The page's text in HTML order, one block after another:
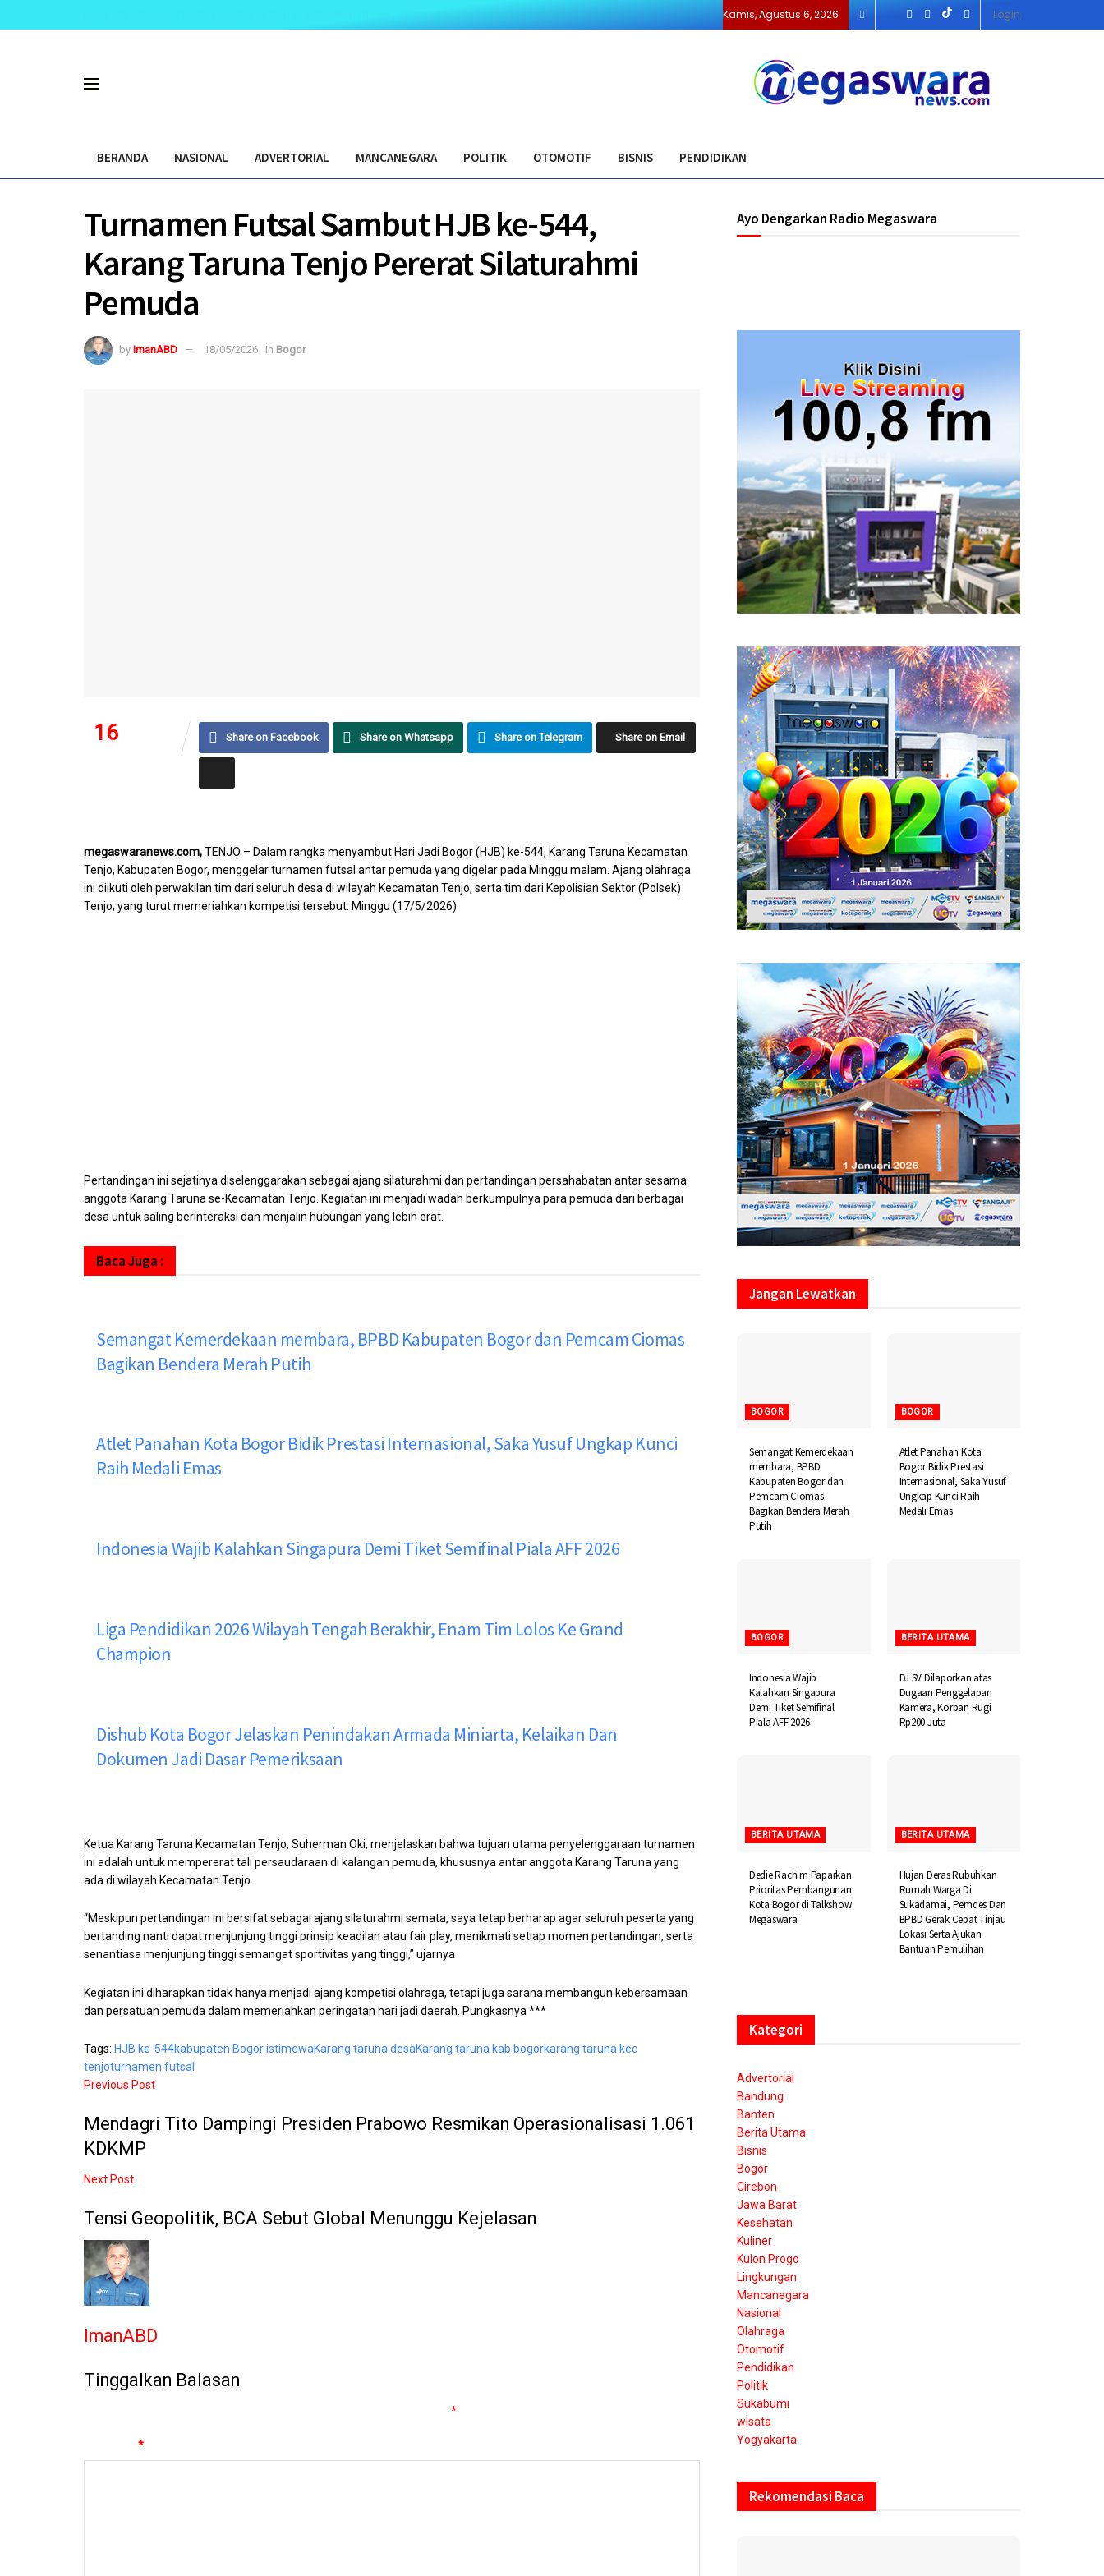
Kamis, Agustus 6, 2026 Login
BERANDA NASIONAL ADVERTORIAL MANCANEGARA POLITIK OTOMOTIF BISNIS PENDIDIKAN
Turnamen Futsal Sambut HJB ke-544,
Karang Taruna Tenjo Pererat Silaturahmi
Pemuda
by ImanABD 18/05/2026 in Bogor
16 Share on Facebook Share on Whatsapp Share on Telegram Share on Email
megaswaranews.com,TENJO – Dalam rangka menyambut Hari Jadi Bogor (HJB) ke-544, Karang Taruna Kecamatan
Tenjo, Kabupaten Bogor, menggelar turnamen futsal antar pemuda yang digelar pada Minggu malam. Ajang olahraga
ini diikuti oleh perwakilan tim dari seluruh desa di wilayah Kecamatan Tenjo, serta tim dari Kepolisian Sektor (Polsek)
Tenjo, yang turut memeriahkan kompetisi tersebut. Minggu (17/5/2026)
Pertandingan ini sejatinya diselenggarakan sebagai ajang silaturahmi dan pertandingan persahabatan antar sesama
anggota Karang Taruna se-Kecamatan Tenjo. Kegiatan ini menjadi wadah berkumpulnya para pemuda dari berbagai
desa untuk saling berinteraksi dan menjalin hubungan yang lebih erat.
Baca Juga :
Semangat Kemerdekaan membara, BPBD Kabupaten Bogor dan Pemcam Ciomas
Bagikan Bendera Merah Putih
Atlet Panahan Kota Bogor Bidik Prestasi Internasional, Saka Yusuf Ungkap Kunci
Raih Medali Emas
Indonesia Wajib Kalahkan Singapura Demi Tiket Semifinal Piala AFF 2026
Liga Pendidikan 2026 Wilayah Tengah Berakhir, Enam Tim Lolos Ke Grand
Champion
Dishub Kota Bogor Jelaskan Penindakan Armada Miniarta, Kelaikan Dan
Dokumen Jadi Dasar Pemeriksaan
Ketua Karang Taruna Kecamatan Tenjo, Suherman Oki, menjelaskan bahwa tujuan utama penyelenggaraan turnamen
ini adalah untuk mempererat tali persaudaraan di kalangan pemuda, khususnya antar anggota Karang Taruna yang
ada di wilayah Kecamatan Tenjo.
“Meskipun pertandingan ini bersifat sebagai ajang silaturahmi semata, saya tetap berharap agar seluruh peserta yang
bertanding nanti dapat menjunjung tinggi prinsip keadilan atau fair play, menikmati setiap momen pertandingan, serta
senantiasa menjunjung tinggi semangat sportivitas yang tinggi,” ujarnya
Kegiatan ini diharapkan tidak hanya menjadi ajang kompetisi olahraga, tetapi juga sarana membangun kebersamaan
dan persatuan pemuda dalam memeriahkan peringatan hari jadi daerah. Pungkasnya ***
Tags: HJB ke-544kabupaten Bogor istimewaKarang taruna desaKarang taruna kab bogorkarang taruna kec
tenjoturnamen futsal
Previous Post
Mendagri Tito Dampingi Presiden Prabowo Resmikan Operasionalisasi 1.061
KDKMP
Next Post
Tensi Geopolitik, BCA Sebut Global Menunggu Kejelasan
ImanABD
Tinggalkan Balasan
*
*
Ayo Dengarkan Radio Megaswara
Jangan Lewatkan
BOGOR
Semangat Kemerdekaan
membara, BPBD
Kabupaten Bogor dan
Pemcam Ciomas
Bagikan Bendera Merah
Putih
BOGOR
Atlet Panahan Kota
Bogor Bidik Prestasi
Internasional, Saka Yusuf
Ungkap Kunci Raih
Medali Emas
BOGOR
Indonesia Wajib
Kalahkan Singapura
Demi Tiket Semifinal
Piala AFF 2026
BERITA UTAMA
DJ SV Dilaporkan atas
Dugaan Penggelapan
Kamera, Korban Rugi
Rp200 Juta
BERITA UTAMA
Dedie Rachim Paparkan
Prioritas Pembangunan
Kota Bogor di Talkshow
Megaswara
BERITA UTAMA
Hujan Deras Rubuhkan
Rumah Warga Di
Sukadamai, Pemdes Dan
BPBD Gerak Cepat Tinjau
Lokasi Serta Ajukan
Bantuan Pemulihan
Kategori
Advertorial
Bandung
Banten
Berita Utama
Bisnis
Bogor
Cirebon
Jawa Barat
Kesehatan
Kuliner
Kulon Progo
Lingkungan
Mancanegara
Nasional
Olahraga
Otomotif
Pendidikan
Politik
Sukabumi
wisata
Yogyakarta
Rekomendasi Baca